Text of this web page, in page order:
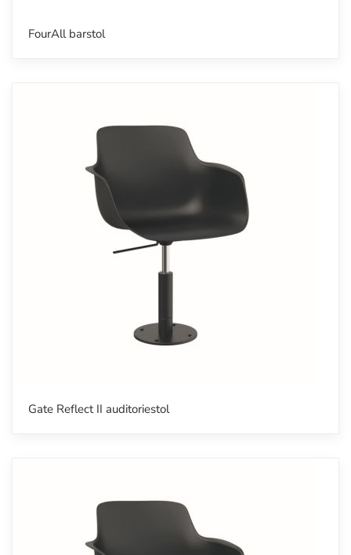
FourAll barstol
Gate Reflect II auditoriestol